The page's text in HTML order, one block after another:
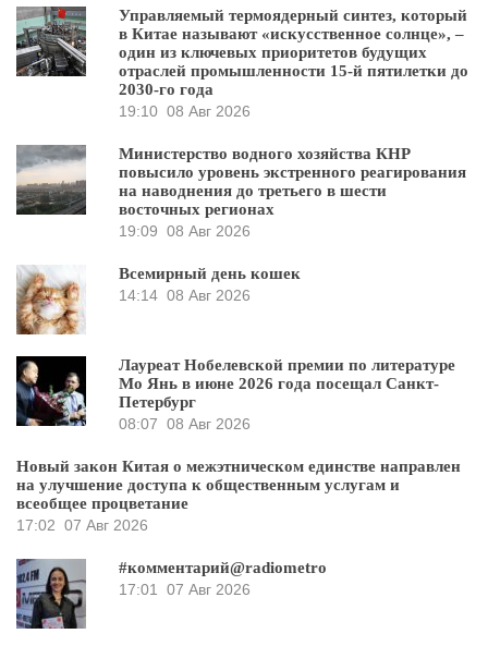
Управляемый термоядерный синтез, который
в Китае называют «искусственное солнце», –
один из ключевых приоритетов будущих
отраслей промышленности 15-й пятилетки до
2030-го года
19:10 08 Авг 2026
Министерство водного хозяйства КНР
повысило уровень экстренного реагирования
на наводнения до третьего в шести
восточных регионах
19:09 08 Авг 2026
Всемирный день кошек
14:14 08 Авг 2026
Лауреат Нобелевской премии по литературе
Мо Янь в июне 2026 года посещал Санкт-
Петербург
08:07 08 Авг 2026
Новый закон Китая о межэтническом единстве направлен
на улучшение доступа к общественным услугам и
всеобщее процветание
17:02 07 Авг 2026
#комментарий@radiometro
17:01
07 Авг 2026